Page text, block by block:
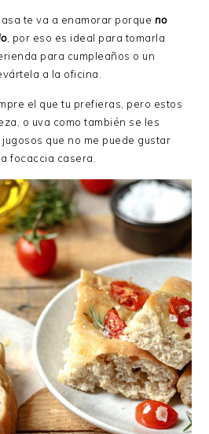
te va a enamorar porque no
, por eso es ideal para tomarla
para cumpleaños o un
a la oficina.
el que tu prefieras, pero estos
o uva como también se les
que no me puede gustar
focaccia casera.